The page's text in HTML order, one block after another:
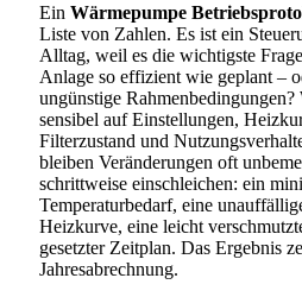
Ein Wärmepumpe
Liste von Zahlen. Es ist ein
Alltag, weil es die wichtigste
Anlage so effizient wie geplant –
ungünstige Rahmenbedingungen?
sensibel auf Einstellungen,
Filterzustand und
bleiben Veränderungen oft
schrittweise einschleichen: ein
Temperaturbedarf, eine
Heizkurve, eine leicht
gesetzter Zeitplan. Das Ergebnis
Jahresabrechnung.